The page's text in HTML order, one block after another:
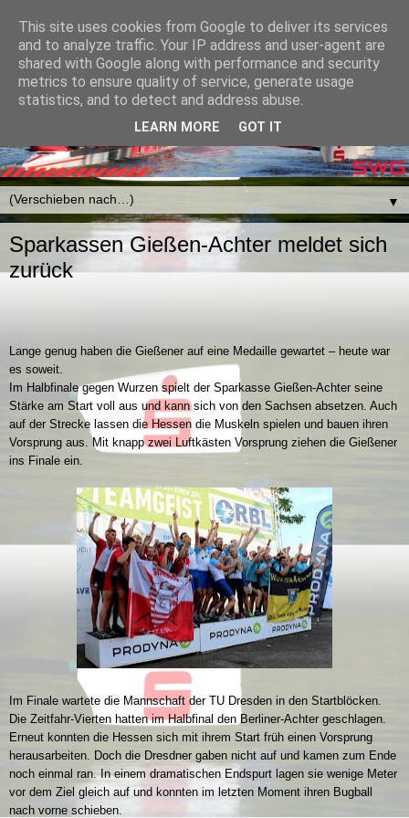
▼
Sparkassen Gießen-Achter meldet sich
zurück
Lange genug haben die Gießener auf eine Medaille gewartet – heute war
es soweit.
Im Halbfinale gegen Wurzen spielt der Sparkasse Gießen-Achter seine
Stärke am Start voll aus und kann sich von den Sachsen absetzen. Auch
auf der Strecke lassen die Hessen die Muskeln spielen und bauen ihren
Vorsprung aus. Mit knapp zwei Luftkästen Vorsprung ziehen die Gießener
ins Finale ein.
Im Finale wartete die Mannschaft der TU Dresden in den Startblöcken.
Die Zeitfahr-Vierten hatten im Halbfinal den Berliner-Achter geschlagen.
Erneut konnten die Hessen sich mit ihrem Start früh einen Vorsprung
herausarbeiten. Doch die Dresdner gaben nicht auf und kamen zum Ende
noch einmal ran. In einem dramatischen Endspurt lagen sie wenige Meter
vor dem Ziel gleich auf und konnten im letzten Moment ihren Bugball
nach vorne schieben.
This site uses cookies from Google to deliver its services
and to analyze traffic. Your IP address and user-agent are
shared with Google along with performance and security
metrics to ensure quality of service, generate usage
statistics, and to detect and address abuse.
LEARN MORE GOT IT